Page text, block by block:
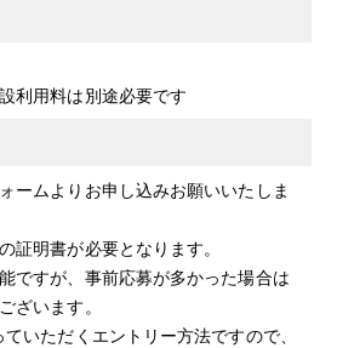
利用料は別途必要です
ームよりお申し込みお願いいたしま
証明書が必要となります。
ですが、事前応募が多かった場合は
ざいます。
いただくエントリー方法ですので、